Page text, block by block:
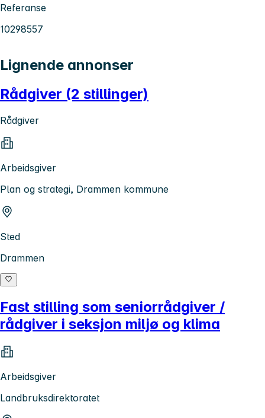
Referanse
10298557
Lignende annonser
Rådgiver (2 stillinger)
Rådgiver
Arbeidsgiver
Plan og strategi, Drammen kommune
Sted
Drammen
Fast stilling som seniorrådgiver /
rådgiver i seksjon miljø og klima
Arbeidsgiver
Landbruksdirektoratet